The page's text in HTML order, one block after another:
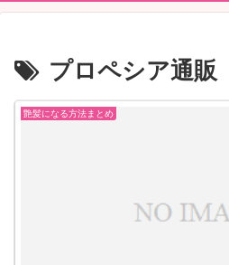
プロペシア通販
艶髪になる方法まとめ